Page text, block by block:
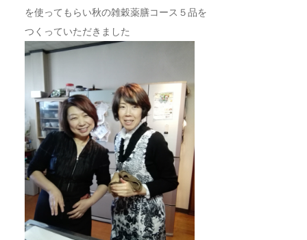
を使ってもらい秋の雑穀薬膳コース５品を
つくっていただきました